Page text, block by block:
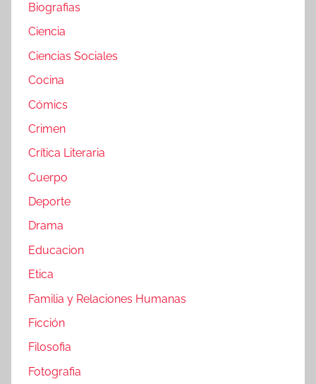
Biografias
Ciencia
Ciencias Sociales
Cocina
Cómics
Crimen
Crítica Literaria
Cuerpo
Deporte
Drama
Educacion
Etica
Familia y Relaciones Humanas
Ficción
Filosofia
Fotografia